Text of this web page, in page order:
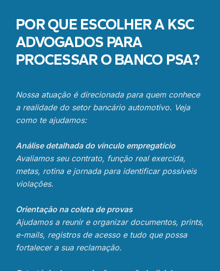
POR QUE ESCOLHER A KSC
ADVOGADOS PARA
PROCESSAR O BANCO PSA?
Nossa atuação é direcionada para quem conhece
a realidade do setor bancário automotivo. Veja
como te ajudamos:
Análise detalhada do vínculo empregatício
Avaliamos seu contrato, função real exercida,
metas, rotina e jornada para identificar possíveis
violações.
Orientação na coleta de provas
Ajudamos a reunir e organizar documentos, prints,
e-mails, registros de acesso e tudo que possa
fortalecer a sua reclamação.